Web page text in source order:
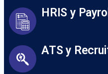
HRIS y Payroll
ATS y